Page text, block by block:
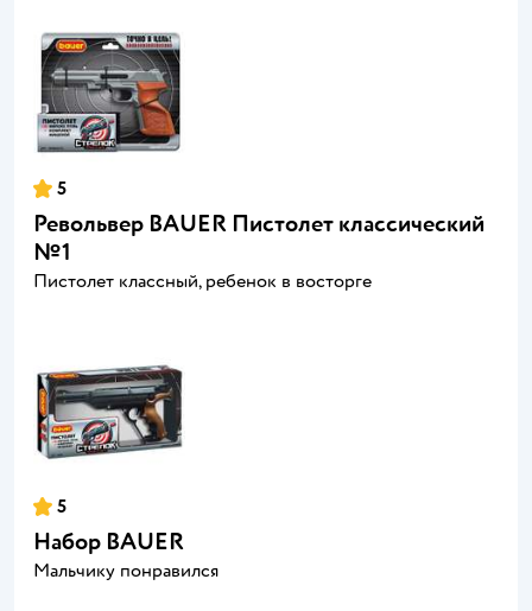
5
Револьвер BAUER Пистолет классический
№1
Пистолет классный, ребенок в восторге
5
Набор BAUER
Мальчику понравился